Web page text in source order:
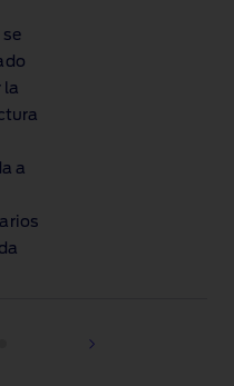
se
la
a